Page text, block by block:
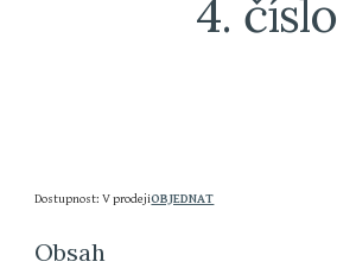
4. číslo
Dostupnost: V prodejiOBJEDNAT
Obsah